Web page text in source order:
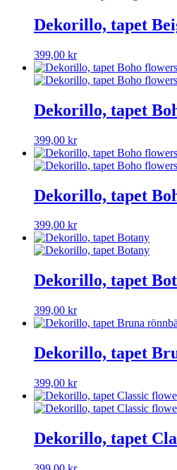
Dekorillo, tapet
399,00 kr
Dekorillo, tapet
399,00 kr
Dekorillo, tapet
399,00 kr
Dekorillo, tapet
399,00 kr
Dekorillo, tapet
399,00 kr
Dekorillo, tapet